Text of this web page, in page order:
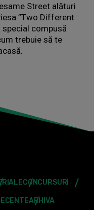
Street alături
”Two Different
compusă
trebuie să te
CONCURSURI
ARHIVA